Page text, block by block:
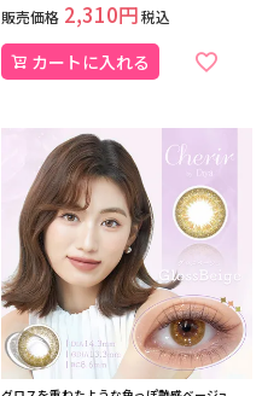
販売価格 2,310 税込
カートに入れる